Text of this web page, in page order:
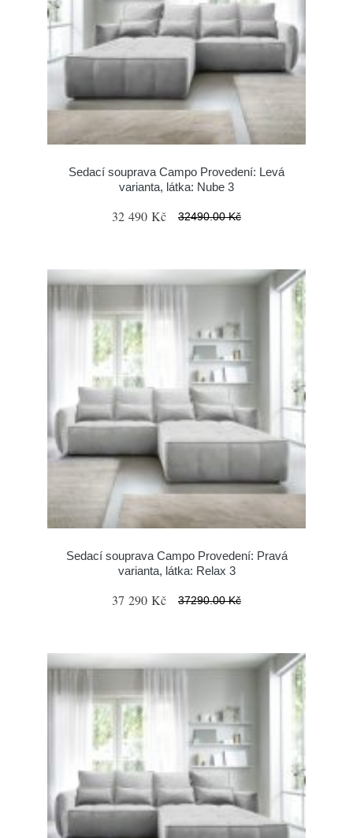
Sedací souprava Campo Provedení: Levá
varianta, látka: Nube 3
32 490 Kč 32490.00 Kč
Sedací souprava Campo Provedení: Pravá
varianta, látka: Relax 3
37 290 Kč 37290.00 Kč